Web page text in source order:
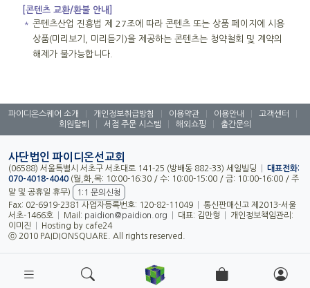
[콘텐츠 교환/환불 안내]
＊ 콘텐츠산업 진흥법 제 27조에 따라 콘텐츠 또는 상품 페이지에 시용
상품(미리보기, 미리듣기)을 제공하는 콘텐츠는 청약철회 및 계약의
해제가 불가능합니다.
파이디온스퀘어 소개 개인정보취급방침 이용약관 이용안내 고객센터
회원탈퇴
서점 주문 시스템 해외쇼핑 출간문의
사단법인 파이디온선교회
(06588) 서울특별시 서초구 서초대로 141-25 (방배동 882-33) 세일빌딩
대표전화:
070-4018-4040 (월,화,목: 10:00-16:30 / 수: 10:00-15:00 / 금: 10:00-16:00 / 주
말 및 공휴일 휴무)
1:1 문의신청
Fax: 02-6919-2381 사업자등록번호: 120-82-11049
통신판매신고 제2013-서울
서초-1466호
Mail: paidion@paidion.org 대표: 김만형
개인정보책임관리:
이미진
Hosting by cafe24
ⓒ 2010 PAIDIONSQUARE. All rights reserved.